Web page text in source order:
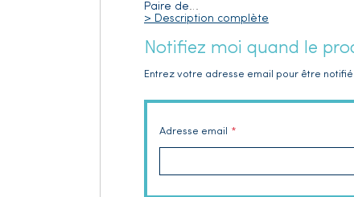
Paire de…
> Description complète
Notifiez moi quand le
Entrez votre adresse email pour être
Adresse email